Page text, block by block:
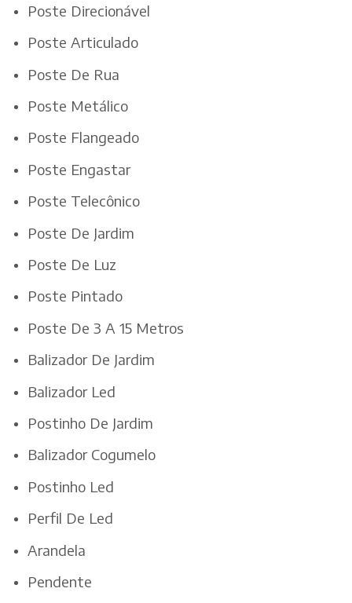
Poste Direcionável
Poste Articulado
Poste De Rua
Poste Metálico
Poste Flangeado
Poste Engastar
Poste Telecônico
Poste De Jardim
Poste De Luz
Poste Pintado
Poste De 3 A 15 Metros
Balizador De Jardim
Balizador Led
Postinho De Jardim
Balizador Cogumelo
Postinho Led
Perfil De Led
Arandela
Pendente